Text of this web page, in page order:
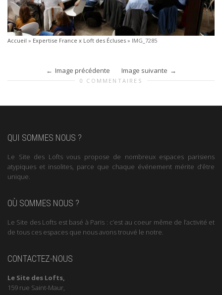
Accueil » Expertise France x Loft des Écluses » IMG_7285
Image précédente Image suivante
0 COMMENTAIRES
QUI SOMMES NOUS ?
Le Site des Lofts vous propose de nombreux espaces parisiens
atypiques et insolites, parce que chaque événement mérite d’être
unique.
OÙ SOMMES NOUS ?
Le Site des Lofts est basé à Paris : c’est au coeur même de l’activité et
de tous ces espaces que nous avons trouvé le notre.
CONTACTEZ-NOUS
Le Site des Lofts,
159 rue Saint-Maur,